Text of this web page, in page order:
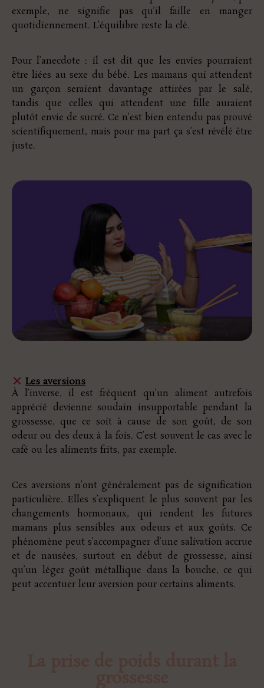
exemple, ne signifie pas qu’il faille en manger
quotidiennement. L’équilibre reste la clé.
Pour l’anecdote : il est dit que les envies pourraient
être liées au sexe du bébé. Les mamans qui attendent
un garçon seraient davantage attirées par le salé,
tandis que celles qui attendent une fille auraient
plutôt envie de sucré. Ce n’est bien entendu pas prouvé
scientifiquement, mais pour ma part ça s’est révélé être
juste.
Les aversions
À l’inverse, il est fréquent qu’un aliment autrefois
apprécié devienne soudain insupportable pendant la
grossesse, que ce soit à cause de son goût, de son
odeur ou des deux à la fois. C’est souvent le cas avec le
café ou les aliments frits, par exemple.
Ces aversions n’ont généralement pas de signification
particulière. Elles s’expliquent le plus souvent par les
changements hormonaux, qui rendent les futures
mamans plus sensibles aux odeurs et aux goûts. Ce
phénomène peut s’accompagner d’une salivation accrue
et de nausées, surtout en début de grossesse, ainsi
qu’un léger goût métallique dans la bouche, ce qui
peut accentuer leur aversion pour certains aliments.